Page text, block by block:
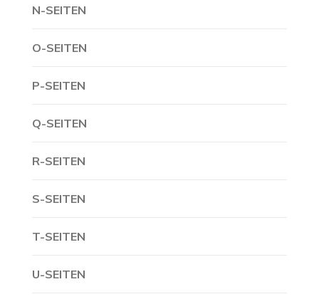
N-SEITEN
O-SEITEN
P-SEITEN
Q-SEITEN
R-SEITEN
S-SEITEN
T-SEITEN
U-SEITEN